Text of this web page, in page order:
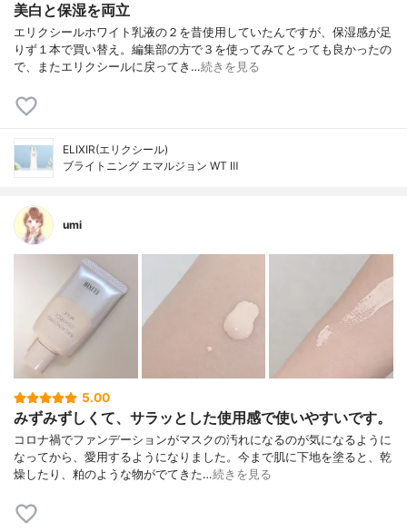
美白と保湿を両立
エリクシールホワイト乳液の２を昔使用していたんですが、保湿感が足
りず１本で買い替え。編集部の方で３を使ってみてとっても良かったの
で、またエリクシールに戻ってき…続きを見る
ELIXIR(エリクシール)
ブライトニング エマルジョン WT Ⅲ
umi
5.00
みずみずしくて、サラッとした使用感で使いやすいです。
コロナ禍でファンデーションがマスクの汚れになるのが気になるように
なってから、愛用するようになりました。今まで肌に下地を塗ると、乾
燥したり、粕のような物がでてきた…続きを見る